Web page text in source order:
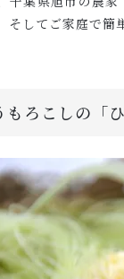
そしてご家庭で簡
もろこしの「